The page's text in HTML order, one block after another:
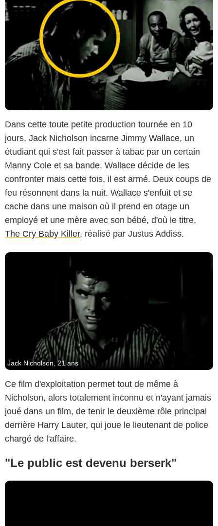
Dans cette toute petite production tournée en 10
jours, Jack Nicholson incarne Jimmy Wallace, un
étudiant qui s'est fait passer à tabac par un certain
Manny Cole et sa bande. Wallace décide de les
confronter mais cette fois, il est armé. Deux coups de
feu résonnent dans la nuit. Wallace s'enfuit et se
cache dans une maison où il prend en otage un
employé et une mère avec son bébé, d'où le titre,
The Cry Baby Killer, réalisé par Justus Addiss.
Allied Artists Pictures Corporation
Jack Nicholson, 21 ans
Ce film d'exploitation permet tout de même à
Nicholson, alors totalement inconnu et n'ayant jamais
joué dans un film, de tenir le deuxième rôle principal
derrière Harry Lauter, qui joue le lieutenant de police
chargé de l'affaire.
"Le public est devenu berserk"